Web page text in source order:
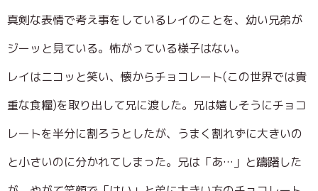
真剣な表情で考え事をしているレイのことを、幼い兄弟が
ジーッと見ている。怖がっている様子はない。
レイはニコッと笑い、懐からチョコレート(この世界では貴
重な食糧)を取り出して兄に渡した。兄は嬉しそうにチョコ
レートを半分に割ろうとしたが、うまく割れずに大きいの
と小さいのに分かれてしまった。兄は「あ…」と躊躇した